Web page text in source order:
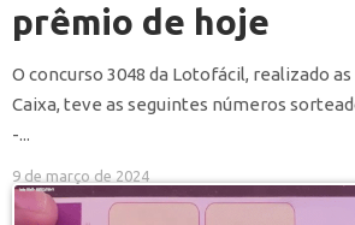
prêmio de hoje
O concurso 3048 da Lotofácil, realizado
Caixa, teve as seguintes números
-...
9 de março de 2024